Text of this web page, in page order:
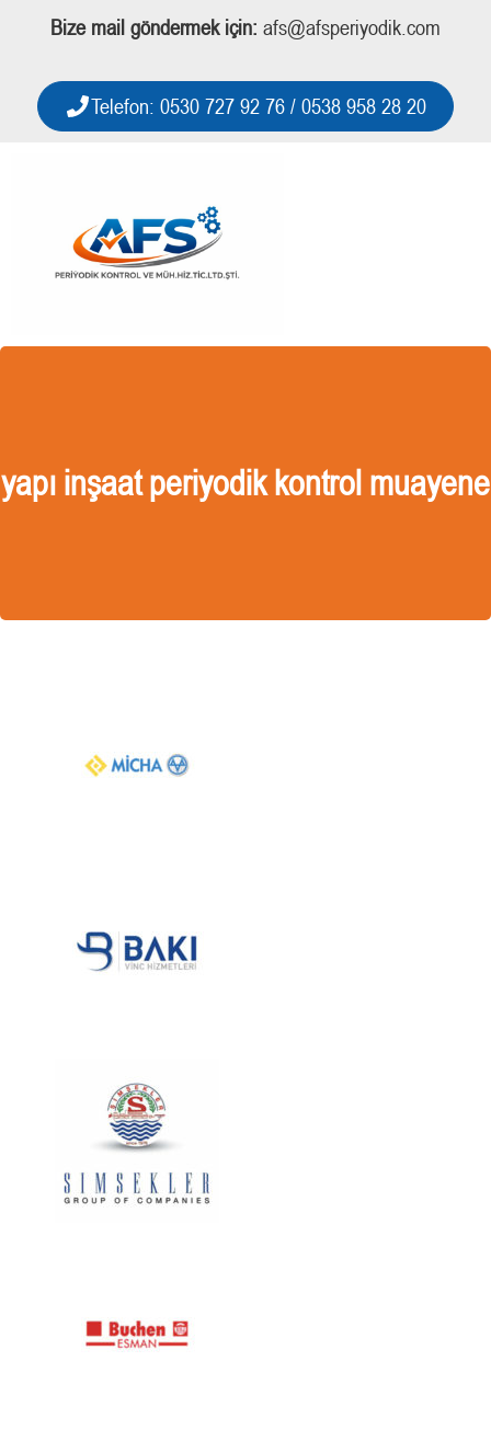
Bize mail göndermek için: afs@afsperiyodik.com
Telefon: 0530 727 92 76 / 0538 958 28 20
yapı inşaat periyodik kontrol muayene